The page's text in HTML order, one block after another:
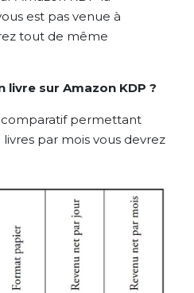
est pas venue à
tout de même
sur Amazon KDP ?
permettant
par mois vous devrez